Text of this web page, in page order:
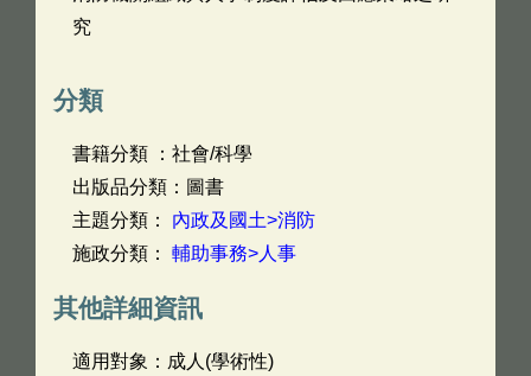
究
分類
書籍分類 ：社會/科學
出版品分類：圖書
主題分類： 內政及國土>消防
施政分類： 輔助事務>人事
其他詳細資訊
適用對象：成人(學術性)